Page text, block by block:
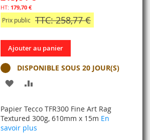
179,70 €
Prix public TTC: 258,77 €
Ajouter au panier
DISPONIBLE SOUS 20 JOUR(S)
AJOUTER
MA
LISTE
COMPARATEUR
Papier Tecco TFR300 Fine Art Rag
Textured 300g, 610mm x 15m En
savoir plus